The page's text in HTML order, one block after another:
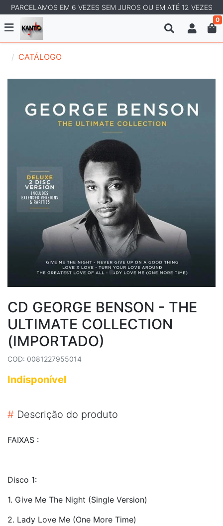
PARCELAMOS EM 6 VEZES SEM JUROS OU EM ATÉ 12 VEZES
0
CATÁLOGO
CD GEORGE BENSON - THE
ULTIMATE COLLECTION
(IMPORTADO)
COD: 0081227955014
Indisponível
# Descrição do produto
FAIXAS :
Disco 1:
1. Give Me The Night (Single Version)
2. Lady Love Me (One More Time)